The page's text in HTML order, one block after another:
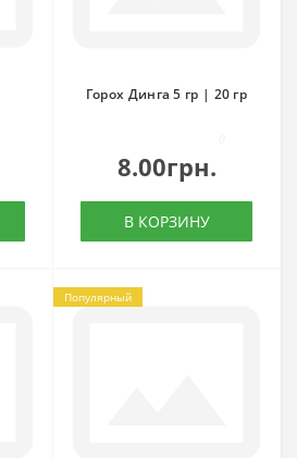
Горох Динга 5 гр | 20 гр
8.00грн.
В КОРЗИНУ
Популярный